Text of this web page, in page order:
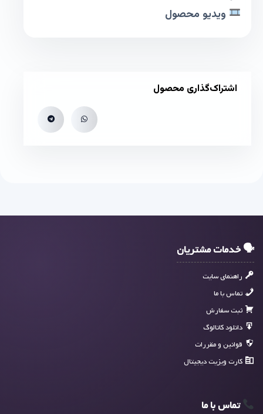
ویدیو محصول
اشتراک‌گذاری محصول
🗣 خدمات مشتریان
راهنمای سایت
تماس با ما
ثبت سفارش
دانلود کاتالوگ
قوانین و مقررات
کارت ویزیت دیجیتال
تماس با ما